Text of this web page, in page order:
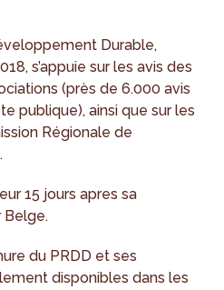
Durable,
s’appuie sur les avis des
(près de 6.000 avis
publique), ainsi que sur les
Régionale de
15 jours apres sa
Belge.
du PRDD et ses
disponibles dans les